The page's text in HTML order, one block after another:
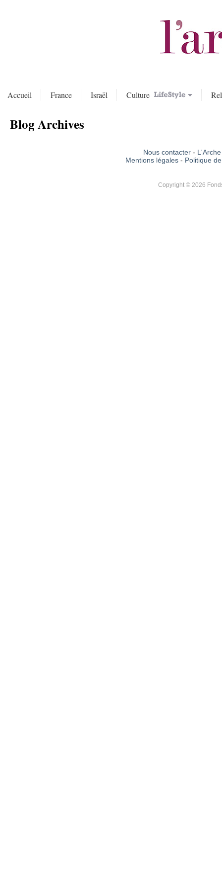
Accueil France Israël Culture
Blog Archives
Nous contacter-
Mentions légales - Politique
Copyright © 2026